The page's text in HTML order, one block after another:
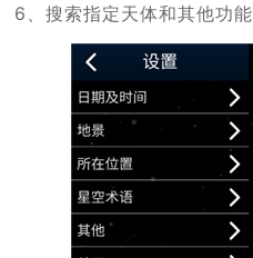
6、搜索指定天体和其他功能